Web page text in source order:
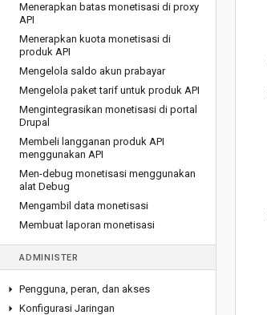
Menerapkan batas monetisasi di proxy
API
Menerapkan kuota monetisasi di
produk API
Mengelola saldo akun prabayar
Mengelola paket tarif untuk produk API
Mengintegrasikan monetisasi di portal
Drupal
Membeli langganan produk API
menggunakan API
Men-debug monetisasi menggunakan
alat Debug
Mengambil data monetisasi
Membuat laporan monetisasi
ADMINISTER
Pengguna, peran, dan akses
Konfigurasi Jaringan